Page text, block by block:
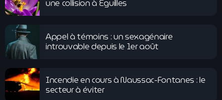
une collision à Éguilles
Appel à témoins : un sexagénaire
introuvable depuis le 1er août
Incendie en cours à Naussac-Fontanes : le
secteur à éviter